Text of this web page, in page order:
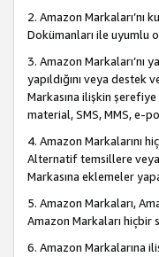
2. Amazon Markaları’nı
Dokümanları ile uyumlu
3. Amazon Markaları’nı
yapıldığını veya
Markasına ilişkin
material, SMS, MMS, e-
4. Amazon Markalarını
Alternatif temsillere veya
Markasına eklemeler
5. Amazon Markaları,
Amazon Markaları
6. Amazon Markalarına